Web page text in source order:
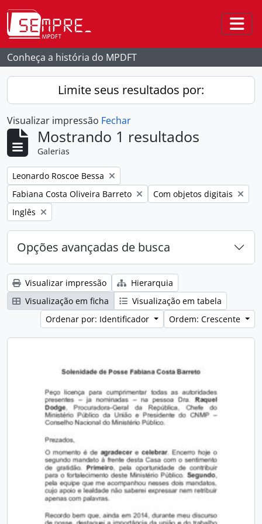
Skip to main content
Conheça a história do MPDFT
Limite seus resultados por:
Visualizar impressão Fechar
Mostrando 1 resultados
Galerias
Remover filtro:
Leonardo Roscoe Bessa
Remover filtro:
Fabiana Costa Oliveira Barreto Remover filtro:
Com objetos digitais
Remover filtro:
Inglês
Opções avançadas de busca
Visualizar impressão
Hierarquia
Visualização em ficha
Visualização em tabela
Ordenar por: Identificador
Ordem: Crescente